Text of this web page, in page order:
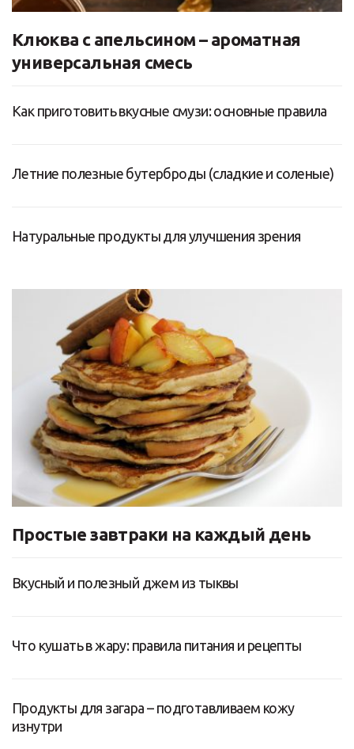
Клюква с апельсином – ароматная
универсальная смесь
Как приготовить вкусные смузи: основные правила
Летние полезные бутерброды (сладкие и соленые)
Натуральные продукты для улучшения зрения
Простые завтраки на каждый день
Вкусный и полезный джем из тыквы
Что кушать в жару: правила питания и рецепты
Продукты для загара – подготавливаем кожу
изнутри